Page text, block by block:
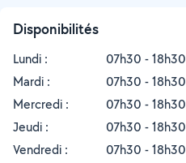
Disponibilités
Lundi :
07h30 - 18h30
Mardi :
07h30 - 18h30
Mercredi :
07h30 - 18h30
Jeudi :
07h30 - 18h30
Vendredi :
07h30 - 18h30